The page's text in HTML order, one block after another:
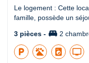
Le logement : Cette
famille, possède un
3 pièces - king_bed 2
local_parking local_laundry_service tv